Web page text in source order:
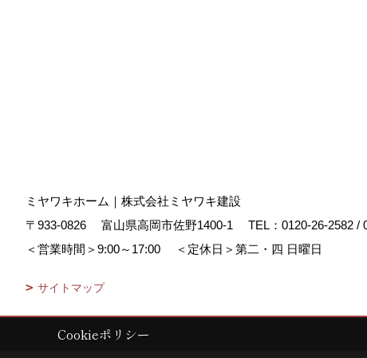
ミヤワキホーム｜株式会社ミヤワキ建設
〒933-0826
富山県高岡市佐野1400-1 TEL： 0120-26-2582 /
＜営業時間＞9:00～17:00
＜定休日＞第二・四 日曜日
サイトマップ
Copyright (c) MIYAWAKI HOME. All Rights Reserved.
Cookieポリシー